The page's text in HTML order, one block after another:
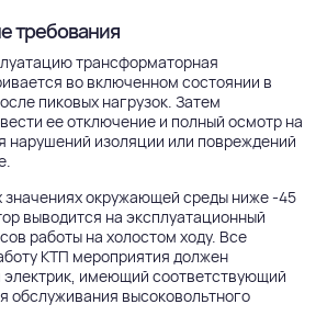
требования
трансформаторная
во включенном состоянии в
пиковых нагрузок. Затем
ее отключение и полный осмотр на
нарушений изоляции или повреждений
значениях окружающей среды ниже -45
выводится на эксплуатационный
работы на холостом ходу. Все
КТП мероприятия должен
электрик, имеющий соответствующий
обслуживания высоковольтного